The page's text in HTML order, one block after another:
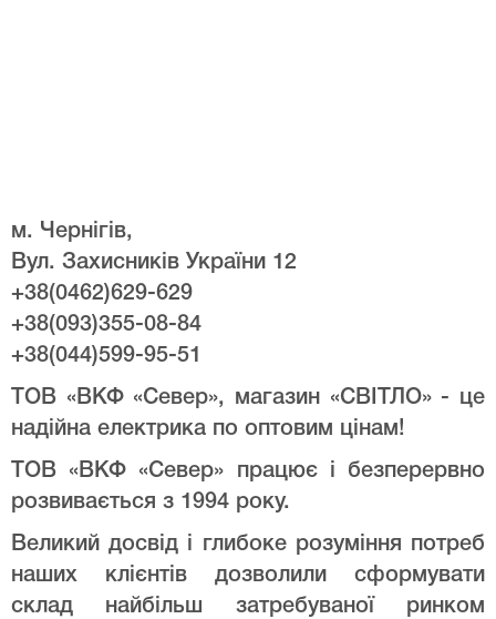
м. Чернігів,
Вул. Захисників України 12
+38(0462)629-629
+38(093)355-08-84
+38(044)599-95-51
ТОВ «ВКФ «Север», магазин «СВІТЛО» - це
надійна електрика по оптовим цінам!
ТОВ «ВКФ «Север» працює і безперервно
розвивається з 1994 року.
Великий досвід і глибоке розуміння потреб
наших клієнтів дозволили сформувати
склад найбільш затребуваної ринком